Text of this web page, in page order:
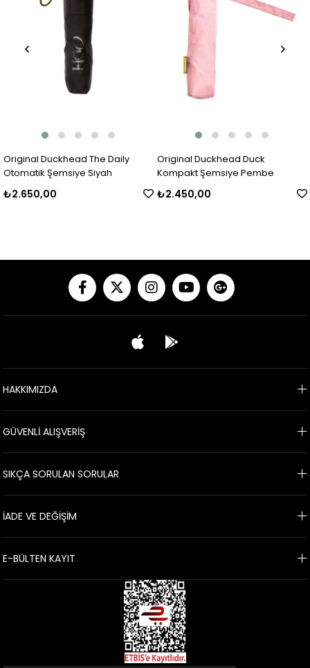
Original Duckhead The Daily
Otomatik Şemsiye Siyah
₺2.650,00
Original Duckhead Duck
Kompakt Şemsiye Pembe
₺2.450,00
HAKKIMIZDA
GÜVENLİ ALIŞVERİŞ
SIKÇA SORULAN SORULAR
İADE VE DEĞİŞİM
E-BÜLTEN KAYIT